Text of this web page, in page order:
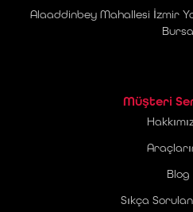
Alaaddinbey Mahallesi İzmir
Bursa
Müşteri
Blog
Sıkça